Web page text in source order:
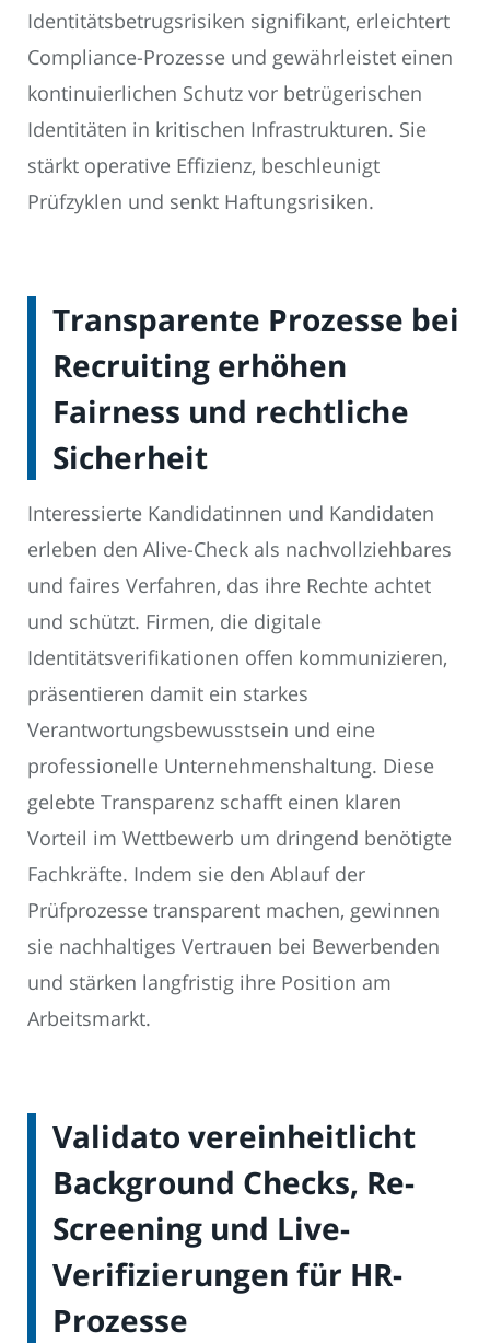
Identitätsbetrugsrisiken signifikant, erleichtert
Compliance-Prozesse und gewährleistet einen
kontinuierlichen Schutz vor betrügerischen
Identitäten in kritischen Infrastrukturen. Sie
stärkt operative Effizienz, beschleunigt
Prüfzyklen und senkt Haftungsrisiken.
Transparente Prozesse bei
Recruiting erhöhen
Fairness und rechtliche
Sicherheit
Interessierte Kandidatinnen und Kandidaten
erleben den Alive-Check als nachvollziehbares
und faires Verfahren, das ihre Rechte achtet
und schützt. Firmen, die digitale
Identitätsverifikationen offen kommunizieren,
präsentieren damit ein starkes
Verantwortungsbewusstsein und eine
professionelle Unternehmenshaltung. Diese
gelebte Transparenz schafft einen klaren
Vorteil im Wettbewerb um dringend benötigte
Fachkräfte. Indem sie den Ablauf der
Prüfprozesse transparent machen, gewinnen
sie nachhaltiges Vertrauen bei Bewerbenden
und stärken langfristig ihre Position am
Arbeitsmarkt.
Validato vereinheitlicht
Background Checks, Re-
Screening und Live-
Verifizierungen für HR-
Prozesse